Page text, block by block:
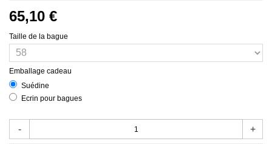
65,10 €
Taille de la bague
Emballage cadeau
Suédine
Ecrin pour bagues
- +